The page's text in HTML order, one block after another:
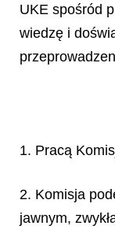
UKE spośród
wiedzę i
1. Pracą
2. Komisja
jawnym,